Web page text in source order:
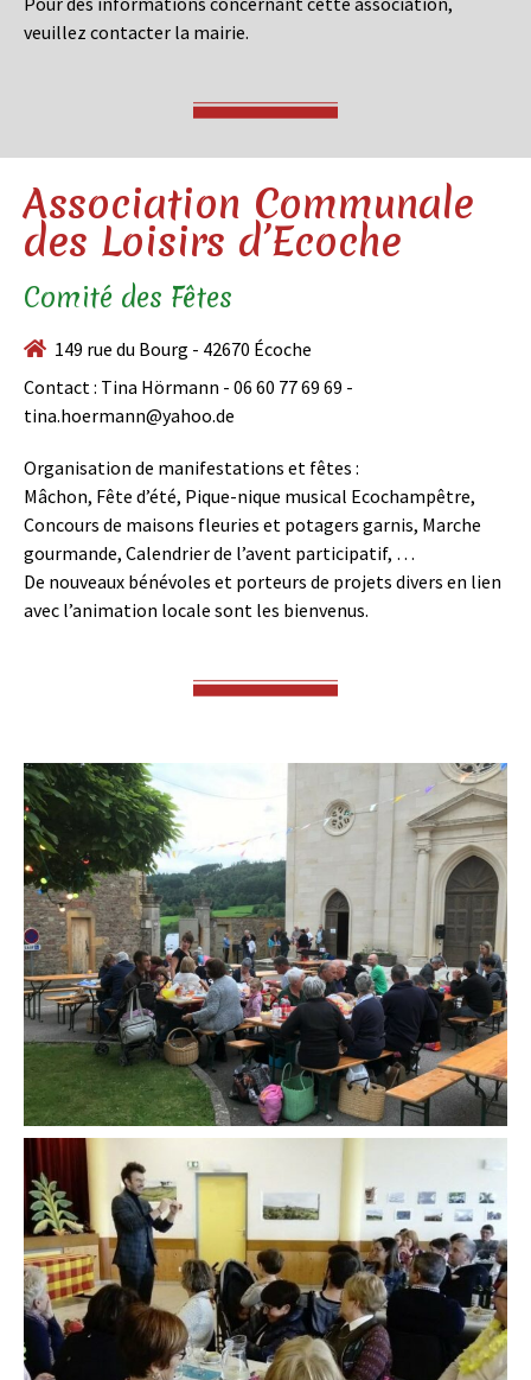
veuillez contacter la mairie.
Association Communale
des Loisirs d’Ecoche
Comité des Fêtes
149 rue du Bourg - 42670 Écoche
Contact : Tina Hörmann - 06 60 77 69 69 -
tina.hoermann@yahoo.de
Organisation de manifestations et fêtes :
Mâchon, Fête d’été, Pique-nique musical Ecochampêtre,
Concours de maisons fleuries et potagers garnis, Marche
gourmande, Calendrier de l’avent participatif, …
De nouveaux bénévoles et porteurs de projets divers en lien
avec l’animation locale sont les bienvenus.